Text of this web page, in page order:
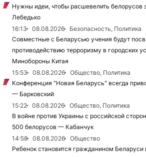
Нужны идеи, чтобы расшевелить белорусов
Лебедько
16:13
08.08.2026
Безопасность, Политика
Совместные с Беларусью учения будут
противодействию терроризму в городских
Минобороны Китая
15:53
08.08.2026
Общество, Политика
Конференция "Новая Беларусь" всегда
— Барковский
15:22
08.08.2026
Общество, Политика
В войне против Украины с российской
500 белорусов — Кабанчук
14:58
08.08.2026
Общество
Ребенок становится гражданином Беларуси